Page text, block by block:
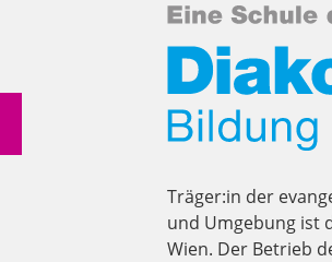
Träger:in der
und Umgebung ist
Wien. Der Betrieb